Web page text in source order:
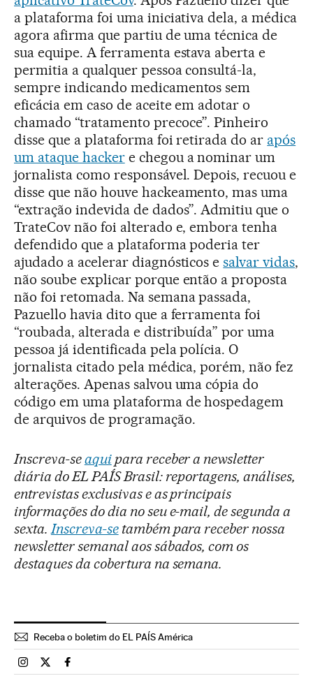
a plataforma foi uma iniciativa dela, a médica
agora afirma que partiu de uma técnica de
sua equipe. A ferramenta estava aberta e
permitia a qualquer pessoa consultá-la,
sempre indicando medicamentos sem
eficácia em caso de aceite em adotar o
chamado “tratamento precoce”. Pinheiro
disse que a plataforma foi retirada do ar após
um ataque hackere chegou a nominar um
jornalista como responsável. Depois, recuou e
disse que não houve hackeamento, mas uma
“extração indevida de dados”. Admitiu que o
TrateCov não foi alterado e, embora tenha
defendido que a plataforma poderia ter
ajudado a acelerar diagnósticos esalvar vidas,
não soube explicar porque então a proposta
não foi retomada. Na semana passada,
Pazuello havia dito que a ferramenta foi
“roubada, alterada e distribuída” por uma
pessoa já identificada pela polícia. O
jornalista citado pela médica, porém, não fez
alterações. Apenas salvou uma cópia do
código em uma plataforma de hospedagem
de arquivos de programação.
Inscreva-seaquipara receber a newsletter
diária do EL PAÍS Brasil: reportagens, análises,
entrevistas exclusivas e as principais
informações do dia no seu e-mail, de segunda a
sexta. Inscreva-setambém para receber nossa
newsletter semanal aos sábados, com os
destaques da cobertura na semana.
Receba o boletim do EL PAÍS América
Brasil El País Brasil en Instagram
Brasil El País Brasil en Twitter
Brasil El País Brasil en Facebook